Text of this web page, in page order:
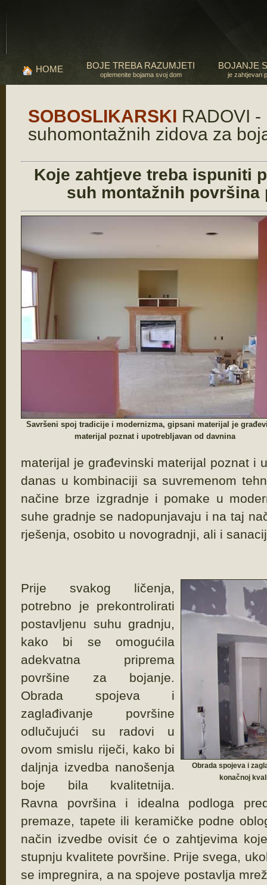
HOME BOJE TREBA RAZUMJETI
oplemenite bojama svoj dom
BOJANJE
je zahtjevan
SOBOSLIKARSKI RADOVI
suhomontažnih zidova za
Koje zahtjeve treba ispuniti
suh montažnih površina
Savršeni spoj tradicije i modernizma, gipsani materijal je
materijal poznat i upotrebljavan od davnina
materijal je građevinski materijal poznat i
danas u kombinaciji sa suvremenom
načine brze izgradnje i pomake u
suhe gradnje se nadopunjavaju i na taj
rješenja, osobito u novogradnji, ali i
Obrada spojeva i
konačnoj
Prije svakog ličenja,
potrebno je prekontrolirati
postavljenu suhu gradnju,
kako bi se omogućila
adekvatna priprema
površine za bojanje.
Obrada spojeva i
zaglađivanje površine
odlučujući su radovi u
ovom smislu riječi, kako bi
daljnja izvedba nanošenja
boje bila kvalitetnija.
Ravna površina i idealna podloga
premaze, tapete ili keramičke podne
način izvedbe ovisit će o zahtjevima
stupnju kvalitete površine. Prije svega,
se impregnira, a na spojeve postavlja